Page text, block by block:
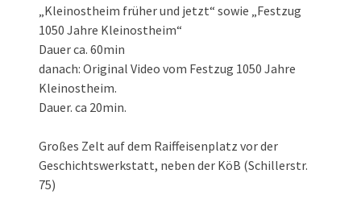
„Kleinostheim früher und jetzt“ sowie „Festzug
1050 Jahre Kleinostheim“
Dauer ca. 60min
danach: Original Video vom Festzug 1050 Jahre
Kleinostheim.
Dauer. ca 20min.
Großes Zelt auf dem Raiffeisenplatz vor der
Geschichtswerkstatt, neben der KöB (Schillerstr.
75)